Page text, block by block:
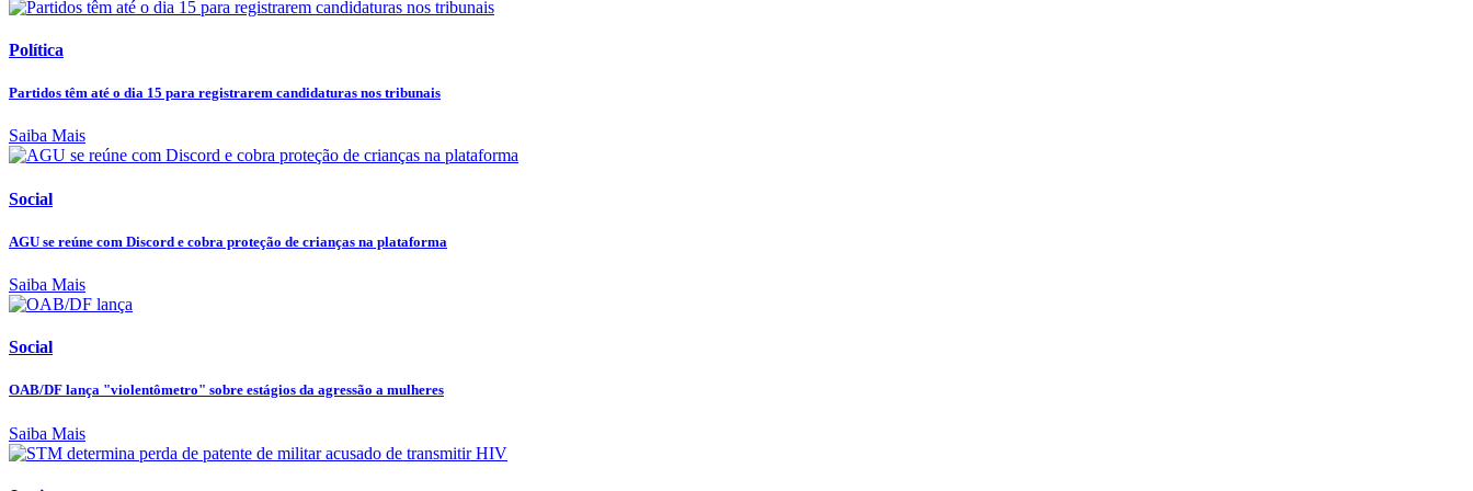
Política
Partidos têm até o dia 15 para registrarem candidaturas nos tribunais
Saiba Mais
Social
AGU se reúne com Discord e cobra proteção de crianças na plataforma
Saiba Mais
Social
OAB/DF lança "violentômetro" sobre estágios da agressão a mulheres
Saiba Mais